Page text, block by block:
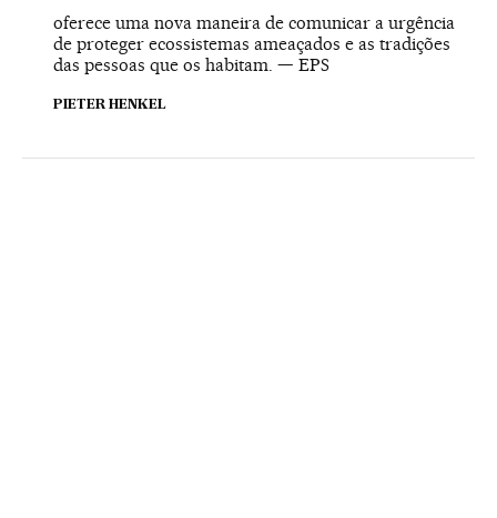
oferece uma nova maneira de comunicar a urgência
de proteger ecossistemas ameaçados e as tradições
das pessoas que os habitam. — EPS
PIETER HENKEL